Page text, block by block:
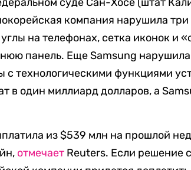
компания нарушила три
на телефонах, сетка иконок и
панель. Еще Samsung нарушила
с технологическими функциями
в один миллиард долларов, а
из $539 млн на прошлой
отмечает Reuters. Если решение